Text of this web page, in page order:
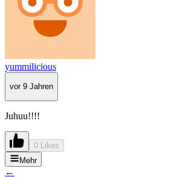
yummilicious
vor 9 Jahren
Juhuu!!!!
0 Likes
Mehr
←